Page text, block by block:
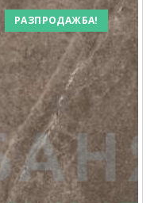
РАЗПРОДАЖБА!